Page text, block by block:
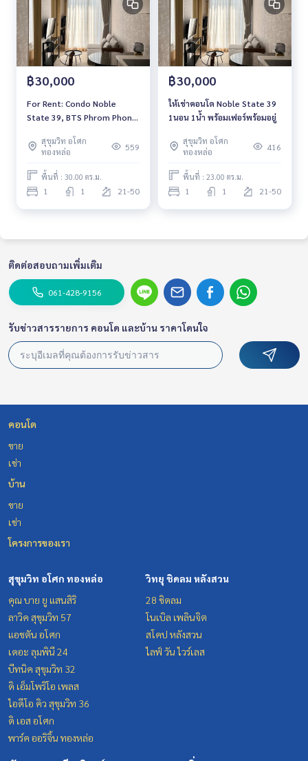
฿30,000
For Rent: Condo Noble
State 39, BTS Phrom Phong
move inสุขุมวิท อโศก
ทองหล่อ
559
พื้นที่ : 30.00 ตร.ม.
1 1 21-50
฿30,000
ให้เช่าคอนโด Noble State 39
1นอน 1น้ำ พร้อมเฟอร์พร้อมอยู่
สุขุมวิท อโศก
ทองหล่อ
416
พื้นที่ : 23.00 ตร.ม.
1 1 21-50
ติดต่อสอบถามเพิ่มเติม
061-428-9156
รับข่าวสารรายการ คอนโด และบ้าน ราคาโดนใจ
คอนโด
ขาย
เช่า
บ้าน
ขาย
เช่า
โครงการของเรา
สุขุมวิท อโศก ทองหล่อ
คุณ บาย ยู แสนสิริ
ลาวิค สุขุมวิท 57
แอชตัน อโศก
เดอะ ลุมพินี 24
บีทนิค สุขุมวิท 32
ดิ เอ็มโพริโอ เพลส
ไอดีโอ คิว สุขุมวิท 36
ดิ เอส อโศก
พาร์ค ออริจิ้น ทองหล่อ
วิทยุ ชิดลม หลังสวน
28 ชิดลม
โนเบิล เพลินจิต
สโคป หลังสวน
ไลฟ์ วัน ไวร์เลส